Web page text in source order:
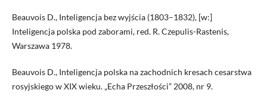
Beauvois D., Inteligencja bez wyjścia (1803–1832), [w:]
Inteligencja polska pod zaborami, red. R. Czepulis-Rastenis,
Warszawa 1978.
Beauvois D., Inteligencja polska na zachodnich kresach cesarstwa
rosyjskiego w XIX wieku. „Echa Przeszłości” 2008, nr 9.